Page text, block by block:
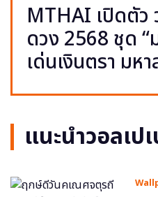
MTHAI เปิดตัว
ดวง 2568 ชุด
เด่นเงินตรา มห
แนะนำวอลเป